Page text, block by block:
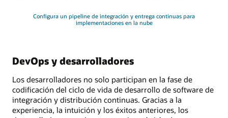
Configura un pipeline de integración y entrega continuas para
implementaciones en la nube
DevOps y desarrolladores
Los desarrolladores no solo participan en la fase de
codificación del ciclo de vida de desarrollo de software de
integración y distribución continuas. Gracias a la
experiencia, la intuición y los éxitos anteriores, los